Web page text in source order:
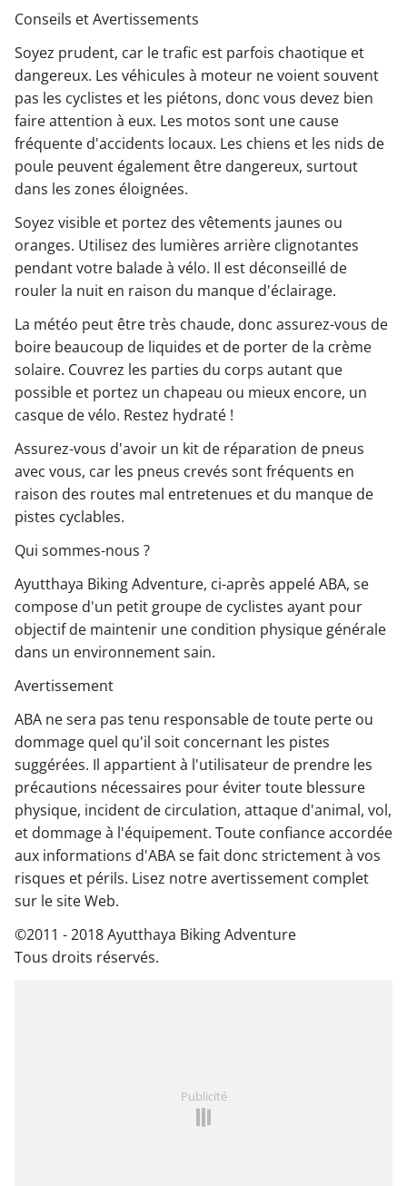
Conseils et Avertissements
Soyez prudent, car le trafic est parfois chaotique et
dangereux. Les véhicules à moteur ne voient souvent
pas les cyclistes et les piétons, donc vous devez bien
faire attention à eux. Les motos sont une cause
fréquente d'accidents locaux. Les chiens et les nids de
poule peuvent également être dangereux, surtout
dans les zones éloignées.
Soyez visible et portez des vêtements jaunes ou
oranges. Utilisez des lumières arrière clignotantes
pendant votre balade à vélo. Il est déconseillé de
rouler la nuit en raison du manque d'éclairage.
La météo peut être très chaude, donc assurez-vous de
boire beaucoup de liquides et de porter de la crème
solaire. Couvrez les parties du corps autant que
possible et portez un chapeau ou mieux encore, un
casque de vélo. Restez hydraté !
Assurez-vous d'avoir un kit de réparation de pneus
avec vous, car les pneus crevés sont fréquents en
raison des routes mal entretenues et du manque de
pistes cyclables.
Qui sommes-nous ?
Ayutthaya Biking Adventure, ci-après appelé ABA, se
compose d'un petit groupe de cyclistes ayant pour
objectif de maintenir une condition physique générale
dans un environnement sain.
Avertissement
ABA ne sera pas tenu responsable de toute perte ou
dommage quel qu'il soit concernant les pistes
suggérées. Il appartient à l'utilisateur de prendre les
précautions nécessaires pour éviter toute blessure
physique, incident de circulation, attaque d'animal, vol,
et dommage à l'équipement. Toute confiance accordée
aux informations d'ABA se fait donc strictement à vos
risques et périls. Lisez notre avertissement complet
sur le site Web.
©2011 - 2018 Ayutthaya Biking Adventure
Tous droits réservés.
Publicité